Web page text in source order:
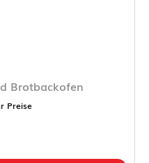
Brotbackofen
Preise